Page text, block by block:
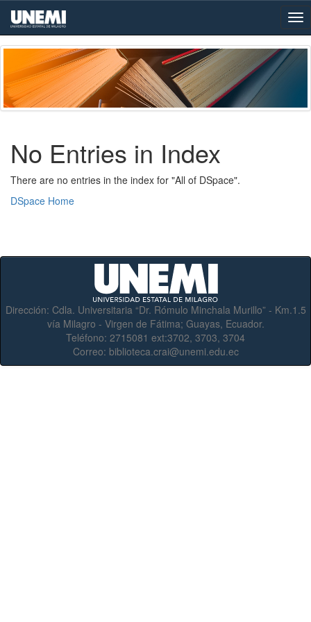
Skip
navigation
No Entries in Index
There are no entries in the index for "All of DSpace".
DSpace Home
Dirección: Cdla. Universitaria “Dr. Rómulo Minchala Murillo” - Km.1.5
vía Milagro - Virgen de Fátima; Guayas, Ecuador.
Teléfono: 2715081 ext:3702, 3703, 3704
Correo: biblioteca.crai@unemi.edu.ec